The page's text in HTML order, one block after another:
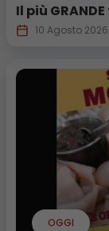
Il più
10 Agosto 2026
OGGI